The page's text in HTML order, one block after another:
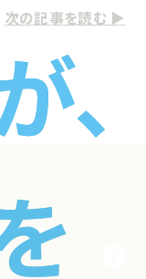
次の記事を読む ▶